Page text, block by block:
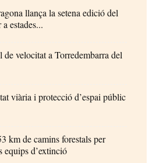
llança la setena edició del
estades...
velocitat a Torredembarra del
viària i protecció d’espai públic
km de camins forestals per
equips d’extinció